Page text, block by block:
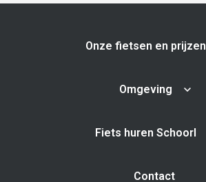
Onze fietsen en prijzen
Omgeving
Fiets huren Schoorl
Contact